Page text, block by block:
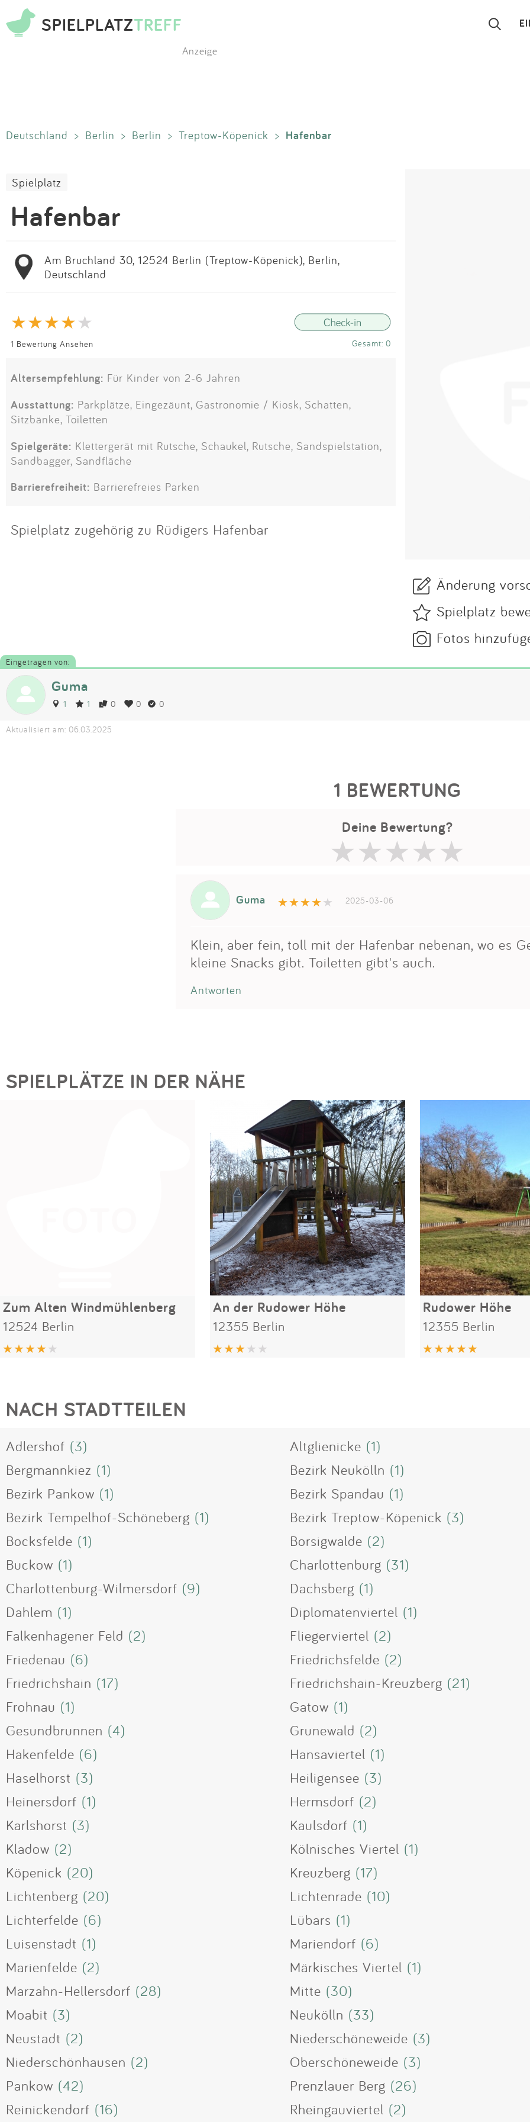
SPIELPLATZTREFF
Anmelden
Anzeige
Deutschland > Berlin > Berlin > Treptow-Köpenick > Hafenbar
Spielplatz
Hafenbar
Am Bruchland 30, 12524 Berlin (Treptow-Köpenick), Berlin,
Deutschland
1 Bewertung Ansehen Gesamt: 0
Altersempfehlung: Für Kinder von 2-6 Jahren
Ausstattung: Parkplätze, Eingezäunt, Gastronomie / Kiosk, Schatten,
Sitzbänke, Toiletten
Spielgeräte: Klettergerät mit Rutsche, Schaukel, Rutsche, Sandspielstation,
Sandbagger, Sandfläche
Barrierefreiheit: Barrierefreies Parken
Spielplatz zugehörig zu Rüdigers Hafenbar
Änderung
Spielplatz
Fotos
Eingetragen von:
Guma
1 1 0 0 0
Aktualisiert am: 06.03.2025
1 BEWERTUNG
Deine Bewertung?
Guma 2025-03-06
Klein, aber fein, toll mit der Hafenbar nebenan, wo es
kleine Snacks gibt. Toiletten gibt's auch.
Antworten
SPIELPLÄTZE IN DER NÄHE
Zum Alten Windmühlenberg
12524 Berlin
An der Rudower Höhe
12355 Berlin
Rudower Höhe
12355 Berlin
NACH STADTTEILEN
Adlershof (3) Altglienicke (1)
Bergmannkiez (1) Bezirk Neukölln (1)
Bezirk Pankow (1) Bezirk Spandau (1)
Bezirk Tempelhof-Schöneberg (1) Bezirk Treptow-Köpenick (3)
Bocksfelde (1) Borsigwalde (2)
Buckow (1) Charlottenburg (31)
Charlottenburg-Wilmersdorf (9) Dachsberg (1)
Dahlem (1) Diplomatenviertel (1)
Falkenhagener Feld (2) Fliegerviertel (2)
Friedenau (6) Friedrichsfelde (2)
Friedrichshain (17) Friedrichshain-Kreuzberg (21)
Frohnau (1) Gatow (1)
Gesundbrunnen (4) Grunewald (2)
Hakenfelde (6) Hansaviertel (1)
Haselhorst (3) Heiligensee (3)
Heinersdorf (1) Hermsdorf (2)
Karlshorst (3) Kaulsdorf (1)
Kladow (2) Kölnisches Viertel (1)
Köpenick (20) Kreuzberg (17)
Lichtenberg (20) Lichtenrade (10)
Lichterfelde (6) Lübars (1)
Luisenstadt (1) Mariendorf (6)
Marienfelde (2) Märkisches Viertel (1)
Marzahn-Hellersdorf (28) Mitte (30)
Moabit (3) Neukölln (33)
Neustadt (2) Niederschöneweide (3)
Niederschönhausen (2) Oberschöneweide (3)
Pankow (42) Prenzlauer Berg (26)
Reinickendorf (16) Rheingauviertel (2)